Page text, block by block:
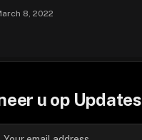
8, 2022
u op Updates